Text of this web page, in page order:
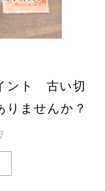
ント 古い切
りませんか？